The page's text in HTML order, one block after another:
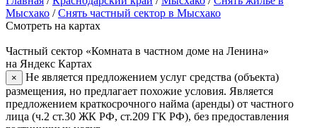
Мысхако /Снять частный сектор в Мысхако
Смотреть на картах
Частный сектор «Комната в частном доме на Ленина»
на Яндекс Картах
×
Не является предложением услуг средства (объекта)
размещения, но предлагает похожие условия. Является
предложением краткосрочного найма (аренды) от частного
лица (ч.2 ст.30 ЖК РФ, ст.209 ГК РФ), без предоставления